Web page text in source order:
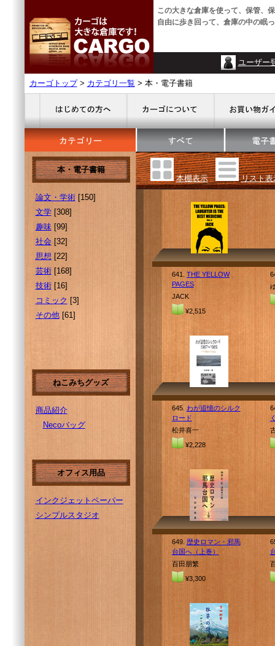
この大きな倉庫を使って、保管、
自由に歩き回って、倉庫の中の眠
ユーザー
カーゴトップ> カテゴリ一覧 > 本・電子書籍
本・電子書籍
論文・学術[150]
文学[308]
趣味[99]
社会[32]
思想 [22]
芸術[168]
技術[16]
コミック [3]
その他[61]
ねこみちグッズ
商品紹介
Necoバッグ
オフィス用品
インクジェットペーパー
シンプルスタジオ
本棚表示 リスト表
641. THE YELLOW
PAGES
JACK
¥2,515
645. わが追憶のシルク
ロード
松井喜一
¥2,228
649. 歴史ロマン・邪馬
台国へ（上巻）
百田朋繁
¥3,300